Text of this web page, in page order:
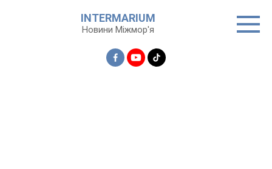
INTERMARIUM
Новини Міжмор'я